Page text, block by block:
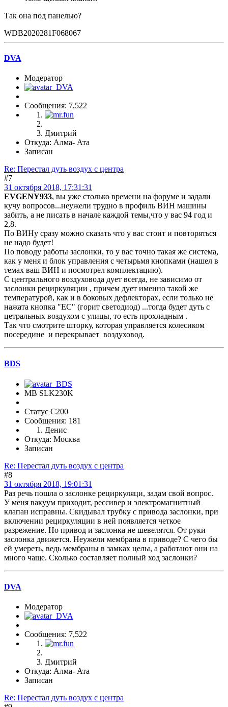
Так она под панелью?
WDB2020281F068067
DVA
Модератор
Сообщения: 7,522
Дмитрий
Откуда: Алма- Ата
Записан
Re: Перестал дуть воздух с центра
#7
31 октября 2018, 17:31:31
EVGENY933, вы уже столько времени на форуме и задали
кучу вопросов...неужели трудно в профиль ВИН машины
забить, а не писать в начале каждой темы,что у вас 94 год и
2,8.
По ВИНу сразу можно сказать что у вас стоит и повторяться
не надо будет!
По поводу работы заслонки, то у вас точно такая же система,
как у меня и блок управления с четырьмя кнопками (нашел в
темах ваш ВИН и посмотрел комплектацию).
С центрального воздуховода дует всегда, не зависимо от
заслонки рециркуляции , причем дует именно такой же
температурой, как и в боковых дефлекторах, если только не
нажата кнопка "ЕС" (горит светодиод) ...тогда будет дуть с
цетральных воздухом с улицы, то есть прохладным .
Так что смотрите шторку, которая управляется колесиком
посередине и перекрывает воздуховод.
BDS
MB SLK230K
Статус C200
Сообщения: 181
Денис
Откуда: Москва
Записан
Re: Перестал дуть воздух с центра
#8
31 октября 2018, 19:01:31
Раз речь пошла о заслонке рециркуляци, задам свой вопрос.
У меня вакуум приходит, рессивер и электромагнитный
клапан исправны. Скидывал трубку с привода заслонки, при
включении рециркуляции в ней появляется четкое
разрежение. Но привод и заслонка не шевелятся. От руки
заслонка движется. Неужели мембрана в приводе? С чего бы
ей умереть, ведь мембраны в замках целы, а работают они на
много чаще. Сколько составляет полный ход заслонки?
DVA
Модератор
Сообщения: 7,522
Дмитрий
Откуда: Алма- Ата
Записан
Re: Перестал дуть воздух с центра